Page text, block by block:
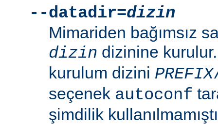
--datadir=dizin
Mimariden bağımsız
dizin dizinine kurulur.
kurulum dizini PREFIX
seçenek autoconf
şimdilik